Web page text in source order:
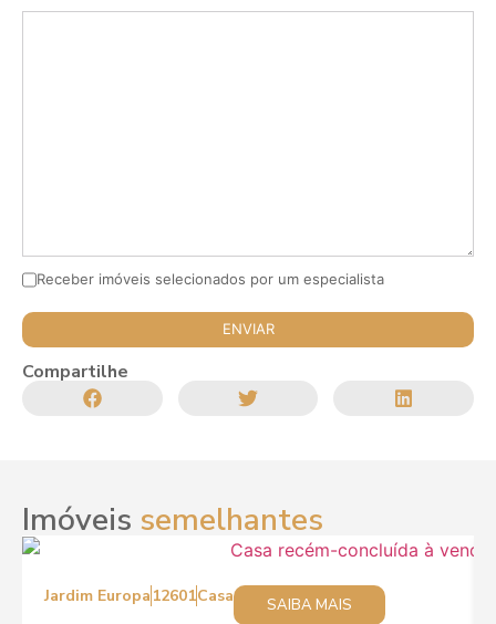
Receber imóveis selecionados por um especialista
Compartilhe
Imóveis semelhantes
Jardim Europa 12601Casa
SAIBA MAIS